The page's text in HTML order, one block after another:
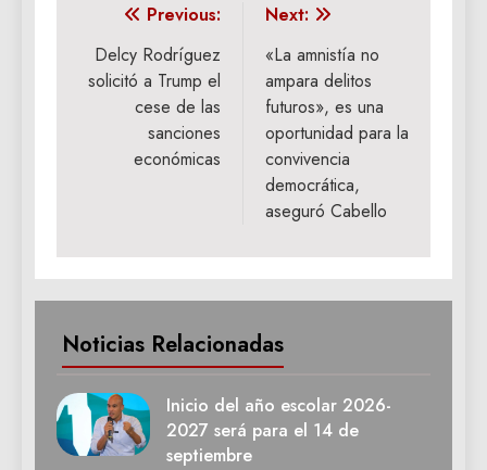
Navegación
de
entradas
Previous:
Delcy Rodríguez
solicitó a Trump el
cese de las
sanciones
económicas
Next:
«La amnistía no
ampara delitos
futuros», es una
oportunidad para la
convivencia
democrática,
aseguró Cabello
Noticias Relacionadas
Inicio del año escolar 2026-
2027 será para el 14 de
septiembre